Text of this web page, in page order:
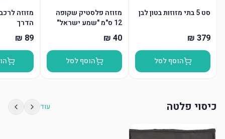
סט 5 בתי מזוזות בטון לבן
הוסף לסל
מזוזה פלסטיק שקופה
12 ס"מ "שמע ישראל"
"ש" כסף
הוסף לסל
מזוזה
הדרך
כיסוי פלטה עוד